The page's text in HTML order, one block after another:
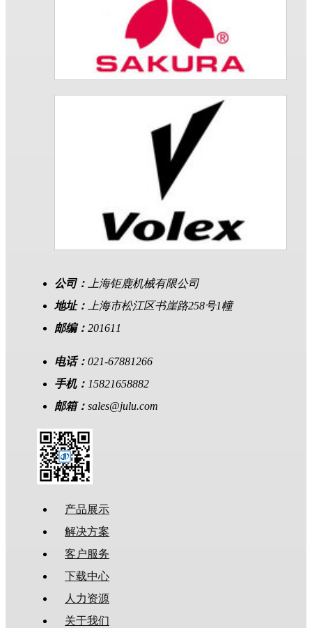
公司：
上海钜鹿机械有限公司
地址：
上海市松江区书崖路258号1幢
邮编： 201611
电话： 021-67881266
手机： 15821658882
邮箱： sales@julu.com
产品展示
解决方案
客户服务
下载中心
人力资源
关于我们